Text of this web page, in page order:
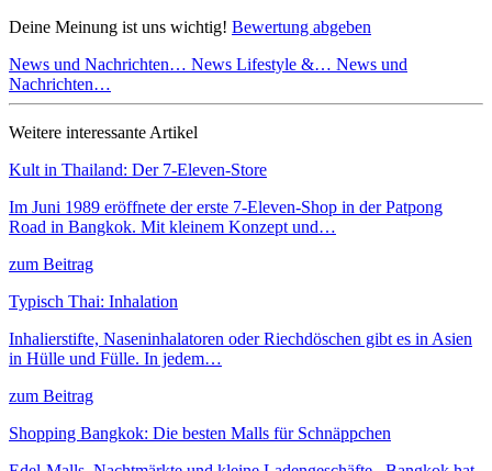
Deine Meinung ist uns wichtig! Bewertung abgeben
News und Nachrichten… News Lifestyle &… News und
Nachrichten…
Weitere interessante Artikel
Kult in Thailand: Der 7-Eleven-Store
Im Juni 1989 eröffnete der erste 7-Eleven-Shop in der Patpong
Road in Bangkok. Mit kleinem Konzept und…
zum Beitrag
Typisch Thai: Inhalation
Inhalierstifte, Naseninhalatoren oder Riechdöschen gibt es in Asien
in Hülle und Fülle. In jedem…
zum Beitrag
Shopping Bangkok: Die besten Malls für Schnäppchen